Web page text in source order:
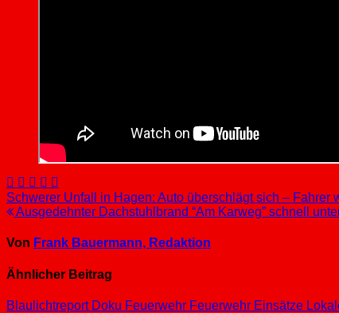
Beitragsnavigation
Schwerer Unfall in Hagen: Auto überschlägt sich – Fahrer
Ausgedehnter Dachstuhlbrand “Am Karweg” schnell
Von Frank Bauermann, Redaktion
Ähnlicher Beitrag
Blaulichtreport Doku Feuerwehr Feuerwehr Einsätze